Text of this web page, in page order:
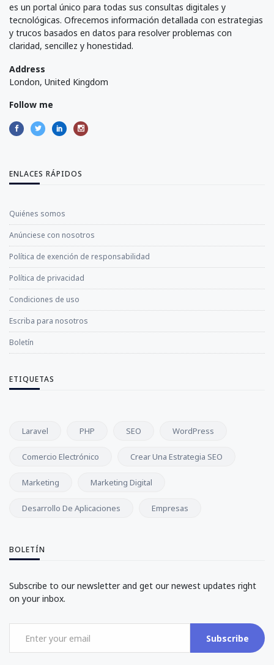
es un portal único para todas sus consultas digitales y
tecnológicas. Ofrecemos información detallada con estrategias
y trucos basados en datos para resolver problemas con
claridad, sencillez y honestidad.
Address
London, United Kingdom
Follow me
ENLACES RÁPIDOS
Quiénes somos
Anúnciese con nosotros
Política de exención de responsabilidad
Política de privacidad
Condiciones de uso
Escriba para nosotros
Boletín
ETIQUETAS
Laravel PHP SEO WordPress
Comercio Electrónico Crear Una Estrategia SEO
Marketing Marketing Digital
Desarrollo De Aplicaciones Empresas
BOLETÍN
Subscribe to our newsletter and get our newest updates right
on your inbox.
Subscribe